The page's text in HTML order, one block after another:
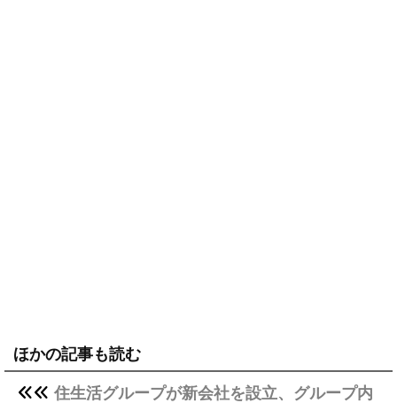
ほかの記事も読む
住生活グループが新会社を設立、グループ内